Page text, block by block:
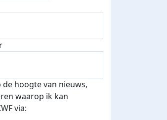
verstuurd
hoogte van nieuws,
waarop ik kan
via: